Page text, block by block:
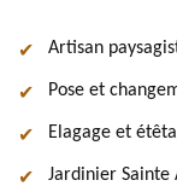
Artisan
Pose et
Elagage et
Jardinier Sainte